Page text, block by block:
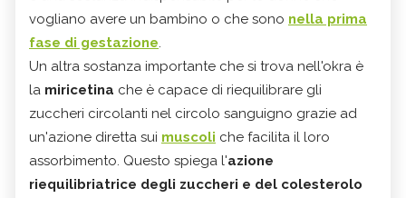
vogliano avere un bambino o che sono nella prima
fase di gestazione.
Un altra sostanza importante che si trova nell'okra è
la miricetina che è capace di riequilibrare gli
zuccheri circolanti nel circolo sanguigno grazie ad
un'azione diretta sui muscoli che facilita il loro
assorbimento. Questo spiega l'azione
riequilibriatrice degli zuccheri e del colesterolo